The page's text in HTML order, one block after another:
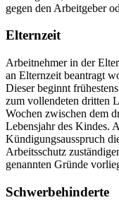
gegen den Arbeitgeber
Elternzeit
Arbeitnehmer in der
an Elternzeit beantragt
Dieser beginnt
zum vollendeten dritten
Wochen zwischen dem
Lebensjahr des Kindes.
Kündigungsausspruch
Arbeitsschutz
genannten Gründe
Schwerbehinderte